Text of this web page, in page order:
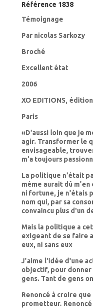
Référence 1838
Témoignage
Par nicolas Sarkozy
Broché
Excellent état
2006
XO EDITIONS,
Paris
«D'aussi loin que je
agir. Transformer le
envisageable,
m'a toujours
La politique n'était
même aurait dû
ni fortune, je n'étais
nom qui, par sa
convaincu plus d'un
Mais la politique a
exigeant de se faire
eux, ni sans eux
J'aime l'idée d'une
objectif, pour donner
gens. Tant de gens
Renoncé à croire
prometteur.